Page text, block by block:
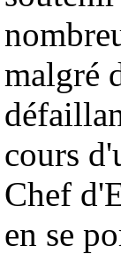
malgré
cours
Chef
en se